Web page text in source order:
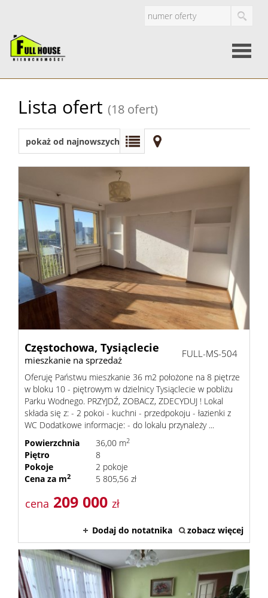
O
firmie
Dzialki
Lista ofert (18 ofert)
pokaż od najnowszych
Częstochowa, Tysiąclecie
mieszkanie na sprzedaż
FULL-MS-504
Oferuję Państwu mieszkanie 36 m2 położone na 8 piętrze
w bloku 10 - piętrowym w dzielnicy Tysiąclecie w pobliżu
Parku Wodnego. PRZYJDŹ, ZOBACZ, ZDECYDUJ ! Lokal
składa się z: - 2 pokoi - kuchni - przedpokoju - łazienki z
WC Dodatkowe informacje: - do lokalu przynależy ...
Powierzchnia
36,00 m2
Piętro
8
Pokoje
2 pokoje
Cena za m2 5 805,56 zł
cena 209 000 zł
Dodaj do notatnika zobacz więcej